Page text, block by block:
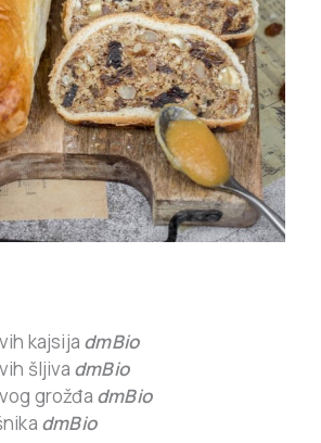
kajsija dmBio
šljiva dmBio
grožđa dmBio
dmBio